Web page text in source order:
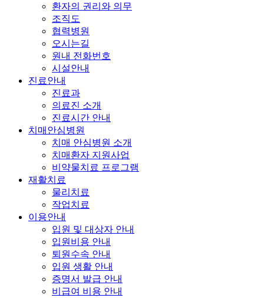
환자의 권리와 의무
조직도
협력병원
오시는길
원내 전화번호
시설안내
진료안내
진료과
의료진 소개
진료시간 안내
치매안심병원
치매 안심병원 소개
치매환자 지원사업
비약물치료 프로그램
재활치료
물리치료
작업치료
이용안내
입원 및 대상자 안내
입원비용 안내
퇴원수속 안내
입원 생활 안내
증명서 발급 안내
비급여 비용 안내